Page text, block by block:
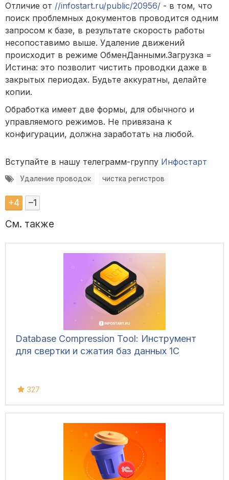
Отличие от //infostart.ru/public/20956/ - в том, что
поиск проблемных документов проводится одним
запросом к базе, в результате скорость работы
несопоставимо выше. Удаление движений
происходит в режиме ОбменДанными.Загрузка =
Истина: это позволит чистить проводки даже в
закрытых периодах. Будьте аккуратны, делайте
копии.
Обработка имеет две формы, для обычного и
управляемого режимов. Не привязана к
конфигурации, должна заработать на любой.
Вступайте в нашу телеграмм-группу Инфостарт
Удаление проводок чистка регистров
+4 –1
См. также
Database Compression Tool: Инструмент
для свертки и сжатия баз данных 1С
327